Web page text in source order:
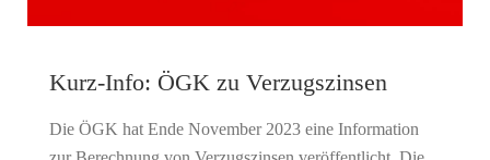
Kurz-Info: ÖGK zu Verzugszinsen
Die ÖGK hat Ende November 2023 eine Information